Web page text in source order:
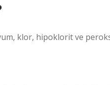
klor, hipoklorit ve